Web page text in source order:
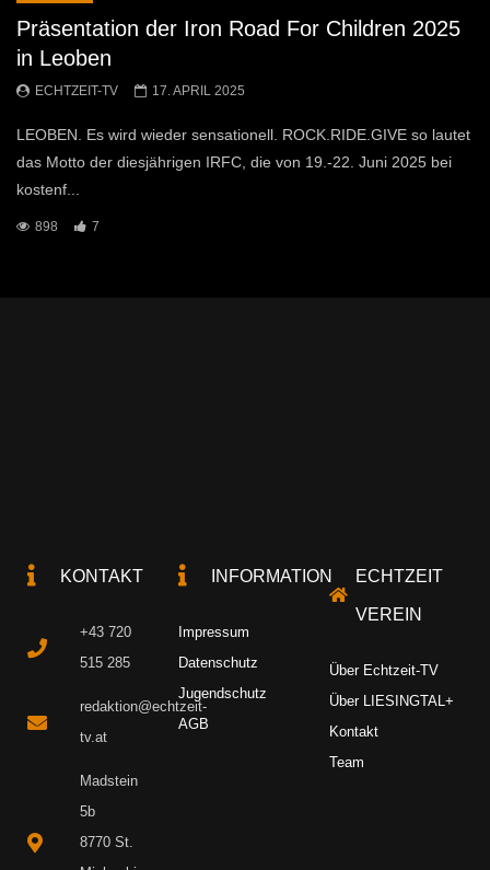
Präsentation der Iron Road For Children 2025
in Leoben
ECHTZEIT-TV 17. APRIL 2025
LEOBEN. Es wird wieder sensationell. ROCK.RIDE.GIVE so lautet
das Motto der diesjährigen IRFC, die von 19.-22. Juni 2025 bei
kostenf...
898 7
KONTAKT
+43 720
515 285
redaktion@echtzeit-
tv.at
Madstein
5b
8770 St.
INFORMATION
Impressum
Datenschutz
Jugendschutz
AGB
ECHTZEIT
VEREIN
Über Echtzeit-TV
Über LIESINGTAL+
Kontakt
Team